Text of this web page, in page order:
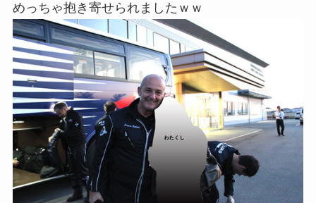
めっちゃ抱き寄せられましたｗｗ